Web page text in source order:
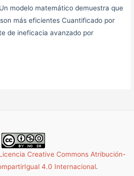
modelo matemático demuestra que
más eficientes Cuantificado por
de ineficacia avanzado por
Creative Commons Atribución-
4.0 Internacional.